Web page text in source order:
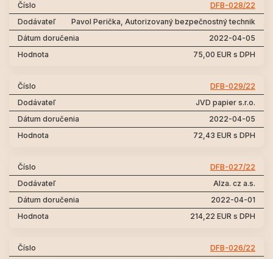
DFB-028/22
Pavol Perička, Autorizovaný bezpečnostný technik
2022-04-05
75,00 EUR s DPH
DFB-029/22
JVD papier s.r.o.
2022-04-05
72,43 EUR s DPH
DFB-027/22
Alza. cz a.s.
2022-04-01
214,22 EUR s DPH
DFB-026/22